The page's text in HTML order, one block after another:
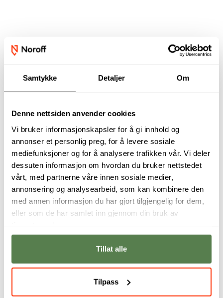
Samtykke Detaljer Om
Denne nettsiden anvender cookies
Vi bruker informasjonskapsler for å gi innhold og
annonser et personlig preg, for å levere sosiale
mediefunksjoner og for å analysere trafikken vår. Vi deler
dessuten informasjon om hvordan du bruker nettstedet
vårt, med partnerne våre innen sosiale medier,
annonsering og analysearbeid, som kan kombinere den
med annen informasjon du har gjort tilgjengelig for dem,
eller som de har samlet inn gjennom din bruk av
Tillat alle
Tilpass
Dette programmet
er utviklet for å gi
praktiske og
semester.
programleder
Digital Business
and Information
studentene på å
sikkerhet er
Emlyn Butterfield,